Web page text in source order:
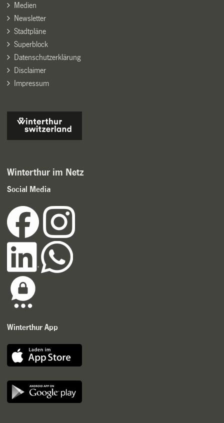
Medien
Newsletter
Stadtpläne
Superblock
Datenschutzerklärung
Disclaimer
Impressum
Winterthur im Netz
Social Media
Winterthur App